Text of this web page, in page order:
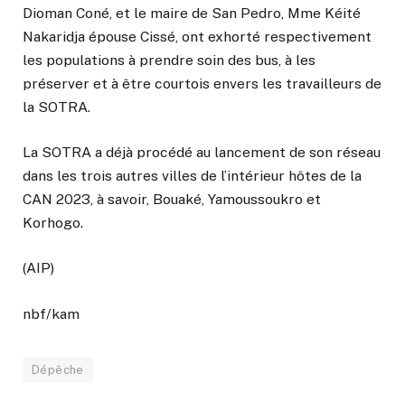
Dioman Coné, et le maire de San Pedro, Mme Kéité
Nakaridja épouse Cissé, ont exhorté respectivement
les populations à prendre soin des bus, à les
préserver et à être courtois envers les travailleurs de
la SOTRA.
La SOTRA a déjà procédé au lancement de son réseau
dans les trois autres villes de l’intérieur hôtes de la
CAN 2023, à savoir, Bouaké, Yamoussoukro et
Korhogo.
(AIP)
nbf/kam
Dépêche